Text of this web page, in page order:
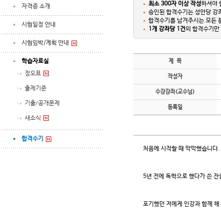
자격증 소개
시험일정 안내
시험임박/계획 안내
학습자료실
정오표
출제기준
기출/공개문제
새소식
합격수기
최소 300자 이상 작성하셔야
승인된 합격수기는 성안당 강
합격수기를 남겨주시는 모든
1개 강좌당 1건의 합격수기
제 목
작성자
수강강좌(교수님)
등록일
처음에 시작할 때 막막했습니다.
5년 전에 독학으로 했다가 쓴
포기했던 저에게 인강과 함께